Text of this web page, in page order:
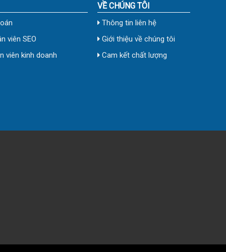
viên SEO
viên kinh doanh
VỀ CHÚNG TÔI
Thông tin liên hệ
Giới thiệu về chúng tôi
Cam kết chất lượng